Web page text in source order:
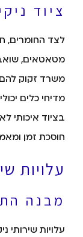
ציוד
לצד החומרים,
מטאטאים,
משרד זקוק להם.
מדיחי כלים
בציוד איכותי
חוסכת זמן
עלויות
מבנה
עלויות שירותי